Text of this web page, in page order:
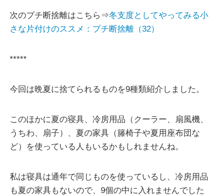
次のプチ断捨離はこちら⇒冬支度としてやってみる小
さな片付けのススメ：プチ断捨離（32）
*****
今回は晩夏に捨てられるものを9種類紹介しました。
このほかに夏の寝具、冷房用品（クーラー、扇風機、
うちわ、扇子）、夏の家具（籐椅子や夏用座布団な
ど）を使っている人もいるかもしれませんね。
私は寝具は通年で同じものを使っているし、冷房用品
も夏の家具もないので、9個の中に入れませんでした